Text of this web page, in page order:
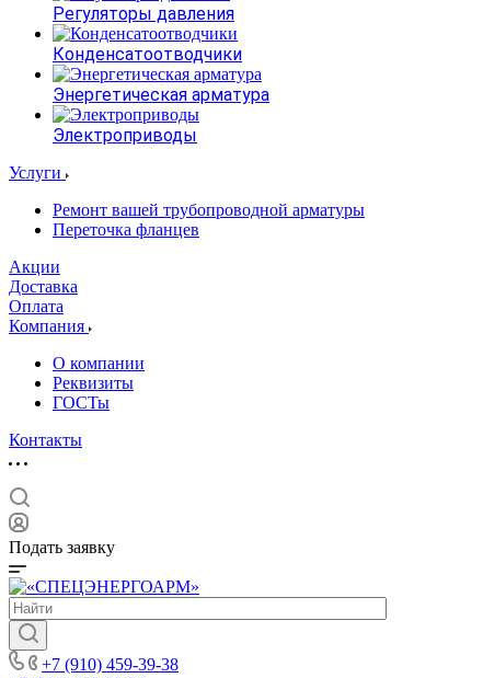
Регуляторы давления
Конденсатоотводчики
Энергетическая арматура
Электроприводы
Услуги
Ремонт вашей трубопроводной арматуры
Переточка фланцев
Акции
Доставка
Оплата
Компания
О компании
Реквизиты
ГОСТы
Контакты
Подать заявку
+7 (910) 459-39-38